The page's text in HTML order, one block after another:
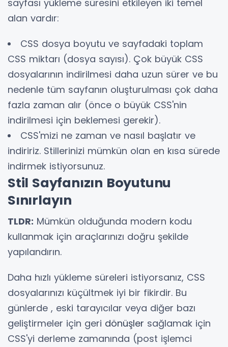
sayfası yükleme süresini etkileyen iki temel
alan vardır:
CSS dosya boyutu ve sayfadaki toplam
CSS miktarı (dosya sayısı). Çok büyük CSS
dosyalarının indirilmesi daha uzun sürer ve bu
nedenle tüm sayfanın oluşturulması çok daha
fazla zaman alır (önce o büyük CSS'nin
indirilmesi için beklemesi gerekir).
CSS'mizi ne zaman ve nasıl başlatır ve
indiririz. Stillerinizi mümkün olan en kısa sürede
indirmek istiyorsunuz.
Stil Sayfanızın Boyutunu
Sınırlayın
TLDR: Mümkün olduğunda modern kodu
kullanmak için araçlarınızı doğru şekilde
yapılandırın.
Daha hızlı yükleme süreleri istiyorsanız, CSS
dosyalarınızı küçültmek iyi bir fikirdir. Bu
günlerde , eski tarayıcılar veya diğer bazı
geliştirmeler için geri dönüşler sağlamak için
CSS'yi derleme zamanında (post işlemci